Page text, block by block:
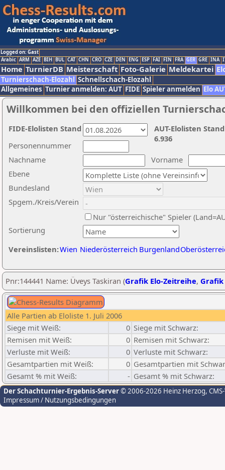
Logged on: Gast
Arabic ARM AZE BIH BUL CAT CHN CRO CZE DEN ENG ESP FAI FIN FRA GER GRE INA
Home TurnierDB Meisterschaft Foto-Galerie Meldekartei
Turnierschach-Elozahl Schnellschach-Elozahl
Allgemeines Turnier anmelden: AUT FIDE Spieler anmelden Elo
Willkommen bei den offiziellen
Nachname
Vorname
Ebene
Sortierung
Personennummer
Bundesland
Spgem./Kreis/Verein
Nur "österreichische" Spieler
Vereinslisten:Wien Niederösterreich Burgenland
AUT-Elolisten
6.936
FIDE-Elolisten Stand
Pnr:144441 Name: Üveys Taskiran (Grafik Elo-Zeitreihe, Grafik
Alle Partien ab Eloliste 1. Juli 2006
Siege mit Weiß:
0 Siege mit Schwarz:
Remisen mit Weiß:
0 Remisen mit Schwarz:
Verluste mit Weiß:
0 Verluste mit Schwarz:
Gesamtpartien mit Weiß:
0 Gesamtpartien mit
Gesamt % mit Weiß:
- Gesamt % mit Schwarz:
Der Schachturnier-Ergebnis-Server© 2006-2026 Heinz Herzog,
Impressum / Nutzungsbedingungen